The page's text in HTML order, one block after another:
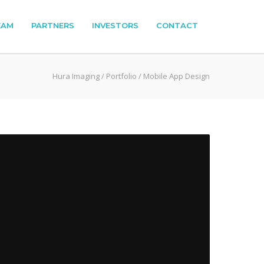
PARTNERS INVESTORS CONTACT
Hura Imaging/ Portfolio / Mobile App Design